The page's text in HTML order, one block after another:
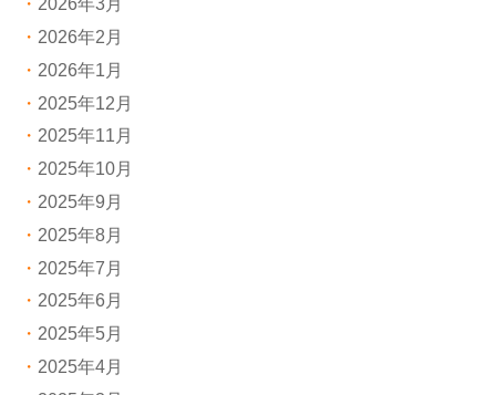
2026年3月
2026年2月
2026年1月
2025年12月
2025年11月
2025年10月
2025年9月
2025年8月
2025年7月
2025年6月
2025年5月
2025年4月